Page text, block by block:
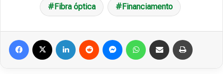
Fibra óptica Financiamento